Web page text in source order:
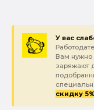
У вас
Вам нужно
заряжают
скидку 5%